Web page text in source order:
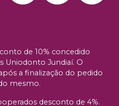
de 10% concedido
Uniodonto Jundiaí. O
a finalização do pedido
mesmo.
desconto de 4%.